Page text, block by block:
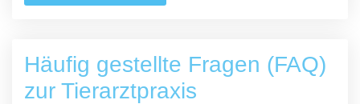
Häufig gestellte Fragen (FAQ)
zur Tierarztpraxis